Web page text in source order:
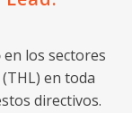
en los sectores
en toda
directivos.